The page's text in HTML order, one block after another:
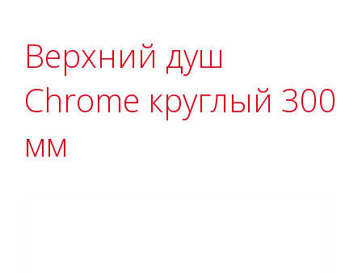
Верхний душ
Chrome круглый 300
мм